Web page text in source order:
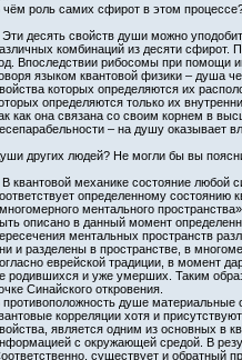
чём роль самих сфирот в этом
Эти десять свойств души можно
комбинаций из десяти сфирот.
Впоследствии рибосомы при помощи
языком квантовой физики – душа
которых определяются их
определяются только их
как она связана со своим корнем в
– на душу оказывает
других людей? Не могли бы вы
В квантовой механике состояние любой
определенному
ментального
описано в данный момент
ментальных пространств
и разделены в пространстве, в
еврейской традиции, в момент
родившихся и уже умерших. Таким
Синайского откровения.
противоположность душе материальные
корреляции хотя и
является одним из основных в
с окружающей средой. В
существует и обратный